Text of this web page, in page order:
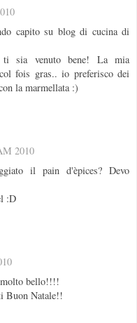
capito su blog di cucina di
ti sia venuto bene! La mia
fois gras.. io preferisco dei
la marmellata :)
2010
il pain d'èpices? Devo
:D
molto bello!!!!
Buon Natale!!